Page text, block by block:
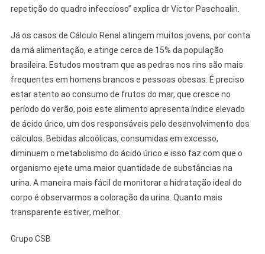
repetição do quadro infeccioso” explica dr Victor Paschoalin.
Já os casos de Cálculo Renal atingem muitos jovens, por conta
da má alimentação, e atinge cerca de 15% da população
brasileira. Estudos mostram que as pedras nos rins são mais
frequentes em homens brancos e pessoas obesas. É preciso
estar atento ao consumo de frutos do mar, que cresce no
período do verão, pois este alimento apresenta índice elevado
de ácido úrico, um dos responsáveis pelo desenvolvimento dos
cálculos. Bebidas alcoólicas, consumidas em excesso,
diminuem o metabolismo do ácido úrico e isso faz com que o
organismo ejete uma maior quantidade de substâncias na
urina. A maneira mais fácil de monitorar a hidratação ideal do
corpo é observarmos a coloração da urina. Quanto mais
transparente estiver, melhor.
Grupo CSB